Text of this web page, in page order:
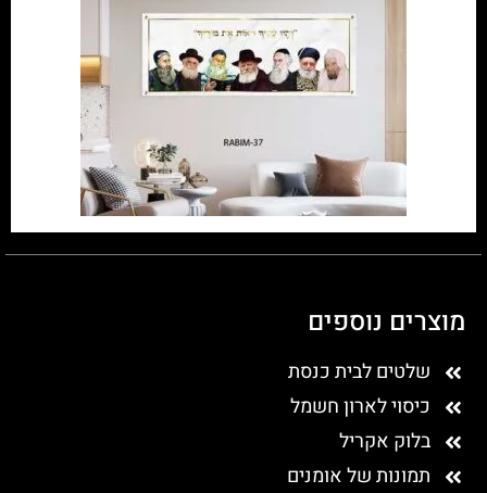
מוצרים נוספים
שלטים לבית כנסת
כיסוי לארון חשמל
בלוק אקריל
תמונות של אומנים